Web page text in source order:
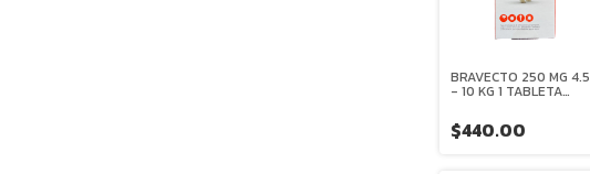
BRAVECTO 250 MG 4.5
- 10 KG 1 TABLETA
$440.00